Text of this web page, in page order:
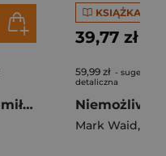
Cicha piosenka o miłości. Tom 10
KSIĄŻKA
39,77 zł
59,99 zł -
detaliczna
Mark Waid,